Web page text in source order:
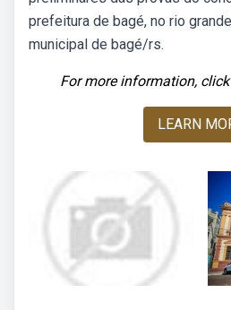
prefeitura de bagé, no rio
municipal de bagé/rs.
For more information,
LEARN